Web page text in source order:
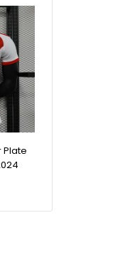
Plate